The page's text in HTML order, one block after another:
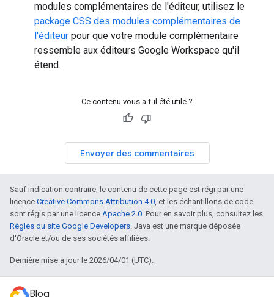
modules complémentaires de l'éditeur, utilisez le
package CSS des modules complémentaires de
l'éditeur pour que votre module complémentaire
ressemble aux éditeurs Google Workspace qu'il
étend.
Ce contenu vous a-t-il été utile ?
Envoyer des commentaires
Sauf indication contraire, le contenu de cette page est régi par une
licence Creative Commons Attribution 4.0, et les échantillons de code
sont régis par une licence Apache 2.0. Pour en savoir plus, consultez les
Règles du site Google Developers. Java est une marque déposée
d'Oracle et/ou de ses sociétés affiliées.
Dernière mise à jour le 2026/04/01 (UTC).
Blog